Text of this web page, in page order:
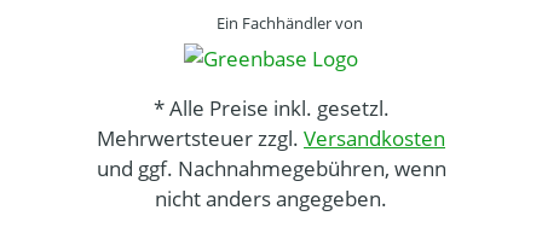
Ein Fachhändler von
* Alle Preise inkl. gesetzl.
Mehrwertsteuer zzgl. Versandkosten
und ggf. Nachnahmegebühren, wenn
nicht anders angegeben.